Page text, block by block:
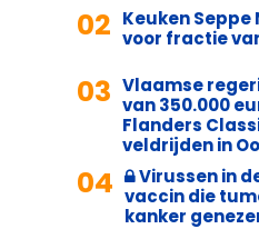
02 Keuken
voor fractie
03 Vlaamse
van 350.000
Flanders
veldrijden in
04
Virussen in
vaccin die
kanker